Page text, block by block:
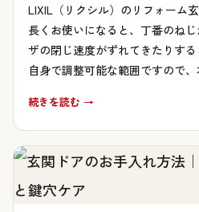
LIXIL（リクシル）のリフォーム
長くお使いになると、丁番のね
ザの閉じ速度がずれてきたりす
自身で調整可能な範囲ですので
続きを読む →